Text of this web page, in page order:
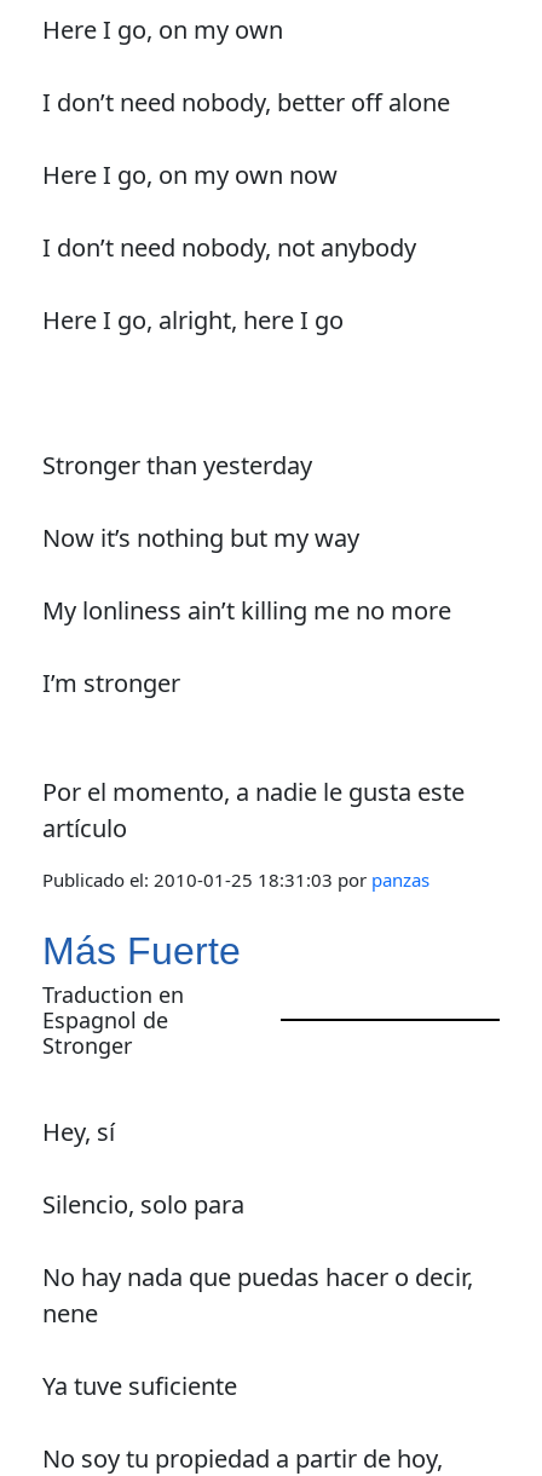
Here I go, on my own
I don’t need nobody, better off alone
Here I go, on my own now
I don’t need nobody, not anybody
Here I go, alright, here I go
Stronger than yesterday
Now it’s nothing but my way
My lonliness ain’t killing me no more
I’m stronger
Por el momento, a nadie le gusta este
artículo
Publicado el: 2010-01-25 18:31:03 por panzas
Más Fuerte
Traduction en
Espagnol de
Stronger
Hey, sí
Silencio, solo para
No hay nada que puedas hacer o decir,
nene
Ya tuve suficiente
No soy tu propiedad a partir de hoy,